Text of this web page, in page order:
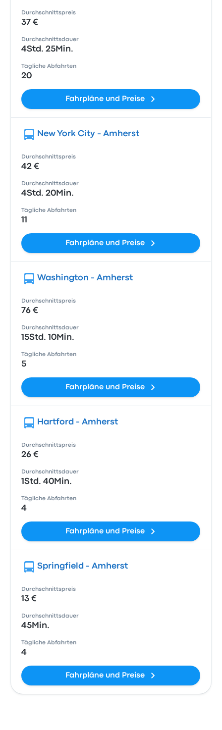
Durchschnittspreis
37 €
Durchschnittsdauer
4Std. 25Min.
Tägliche Abfahrten
20
Fahrpläne und Preise
New York City - Amherst
Durchschnittspreis
42 €
Durchschnittsdauer
4Std. 20Min.
Tägliche Abfahrten
11
Fahrpläne und Preise
Washington - Amherst
Durchschnittspreis
76 €
Durchschnittsdauer
15Std. 10Min.
Tägliche Abfahrten
5
Fahrpläne und Preise
Hartford - Amherst
Durchschnittspreis
26 €
Durchschnittsdauer
1Std. 40Min.
Tägliche Abfahrten
4
Fahrpläne und Preise
Springfield - Amherst
Durchschnittspreis
13 €
Durchschnittsdauer
45Min.
Tägliche Abfahrten
4
Fahrpläne und Preise